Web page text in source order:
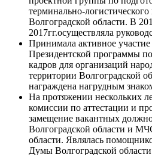
терминально-
Волгоградской области. В
2017гг.осуществляла
Принимала активное
Президентской программы
кадров для организаций
территории Волгоградской
награждена нагрудным
На протяжении нескольких
комиссии по аттестации и
замещение вакантных
Волгоградской области и
области. Являлась
Думы Волгоградской